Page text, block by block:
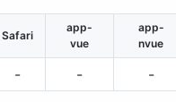
Safari
app-
vue
app-
nvue
- - -